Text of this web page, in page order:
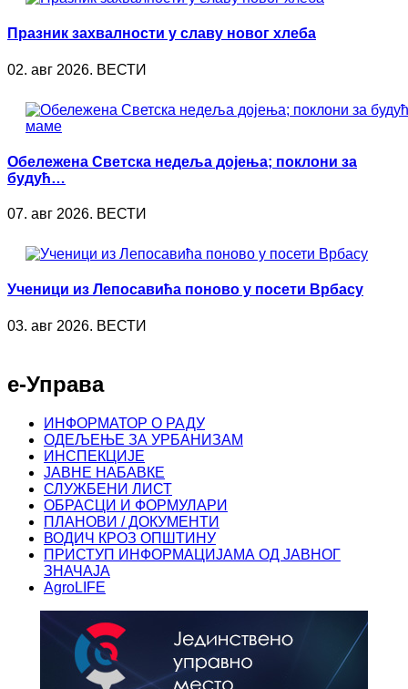
Празник захвалности у славу новог хлеба
02. авг 2026. ВЕСТИ
Обележена Светска недеља дојења; поклони за
будућ…
07. авг 2026. ВЕСТИ
Ученици из Лепосавића поново у посети Врбасу
03. авг 2026. ВЕСТИ
е-Управа
ИНФОРМАТОР О РАДУ
ОДЕЉЕЊЕ ЗА УРБАНИЗАМ
ИНСПЕКЦИЈЕ
ЈАВНЕ НАБАВКЕ
СЛУЖБЕНИ ЛИСТ
ОБРАСЦИ И ФОРМУЛАРИ
ПЛАНОВИ / ДОКУМЕНТИ
ВОДИЧ КРОЗ ОПШТИНУ
ПРИСТУП ИНФОРМАЦИЈАМА ОД ЈАВНОГ
ЗНАЧАЈА
AgroLIFE